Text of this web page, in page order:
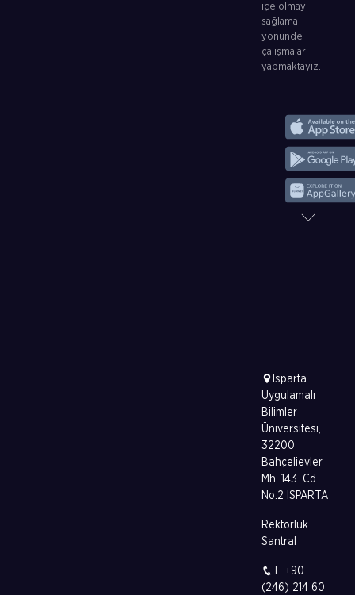
içe olmayı
sağlama
yönünde
çalışmalar
yapmaktayız.
Isparta
Uygulamalı
Bilimler
Üniversitesi,
32200
Bahçelievler
Mh. 143. Cd.
No:2 ISPARTA
Rektörlük
Santral
T. +90
(246) 214 60